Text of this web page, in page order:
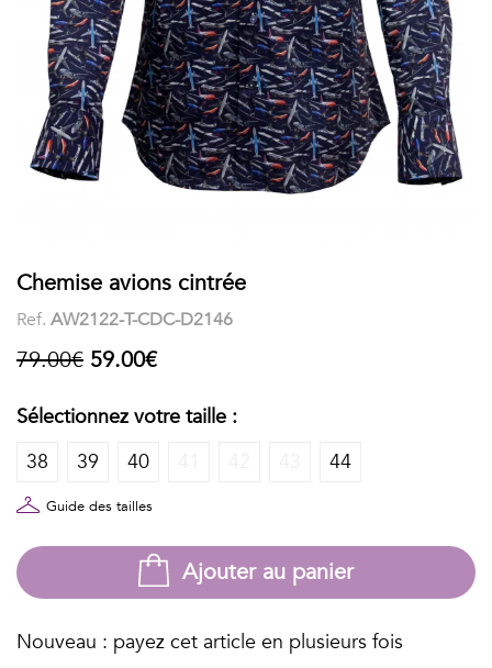
Stand-
Voir
LES
IMPRIMÉES
Faune
&
Flore
Géométriques
Talents
&
Métiers
courtes
POLOS
FEMME
Chaussettes
Boxers
Accessoires
Chemise avions cintrée
Ref. AW2122-T-CDC-D2146
79.00€ 59.00€
Sélectionnez votre taille :
38
39 40 44
Guide des tailles
Ajouter au panier
Nouveau : payez cet article en plusieurs fois